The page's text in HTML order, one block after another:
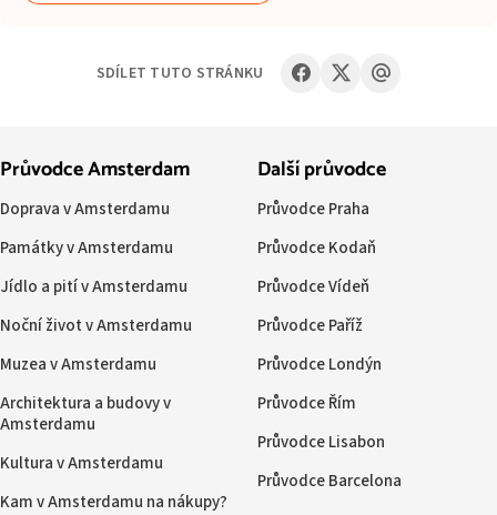
SDÍLET TUTO STRÁNKU
Průvodce Amsterdam
Doprava v Amsterdamu
Památky v Amsterdamu
Jídlo a pití v Amsterdamu
Noční život v Amsterdamu
Muzea v Amsterdamu
Architektura a budovy v
Amsterdamu
Kultura v Amsterdamu
Kam v Amsterdamu na nákupy?
Další průvodce
Průvodce Praha
Průvodce Kodaň
Průvodce Vídeň
Průvodce Paříž
Průvodce Londýn
Průvodce Řím
Průvodce Lisabon
Průvodce Barcelona